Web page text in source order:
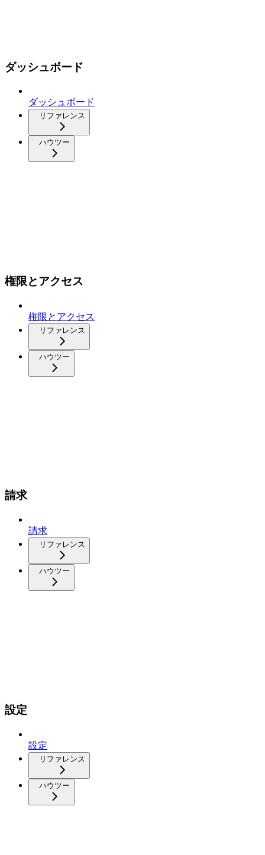
ダッシュボード
ダッシュボード
リファレンス
ハウツー
権限とアクセス
権限とアクセス
リファレンス
ハウツー
請求
請求
リファレンス
ハウツー
設定
設定
リファレンス
ハウツー